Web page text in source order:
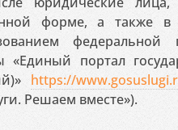
форме, а также в
федеральной
«Единый портал
https://
Решаем вместе»).